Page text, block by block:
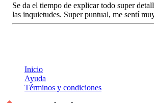
Se da el tiempo de explicar todo super
las inquietudes. Super puntual, me sentí
Inicio
Ayuda
Términos y condiciones